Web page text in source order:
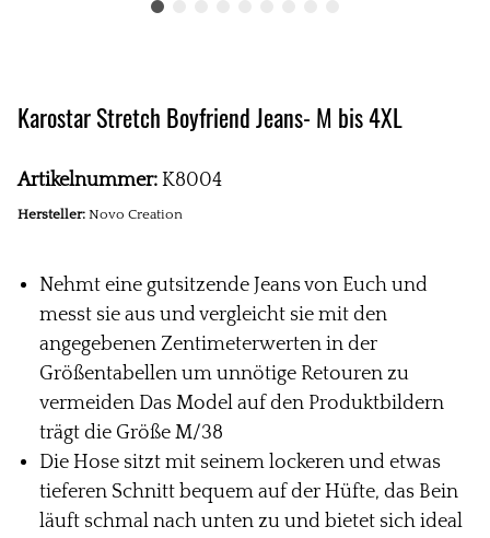
Karostar Stretch Boyfriend Jeans- M bis 4XL
Artikelnummer: K8004
Hersteller: Novo Creation
Nehmt eine gutsitzende Jeans von Euch und
messt sie aus und vergleicht sie mit den
angegebenen Zentimeterwerten in der
Größentabellen um unnötige Retouren zu
vermeiden Das Model auf den Produktbildern
trägt die Größe M/38
Die Hose sitzt mit seinem lockeren und etwas
tieferen Schnitt bequem auf der Hüfte, das Bein
läuft schmal nach unten zu und bietet sich ideal